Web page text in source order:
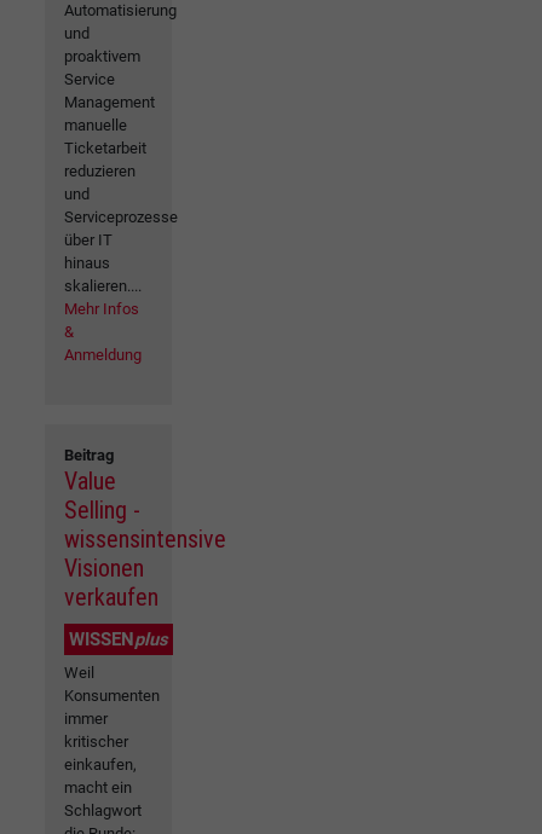
Automatisierung
und
proaktivem
Service
Management
manuelle
Ticketarbeit
reduzieren
und
Serviceprozesse
über IT
hinaus
skalieren....
Mehr Infos
&
Anmeldung
Beitrag
Value
Selling -
wissensintensive
Visionen
verkaufen
WISSEN plus
Weil
Konsumenten
immer
kritischer
einkaufen,
macht ein
Schlagwort